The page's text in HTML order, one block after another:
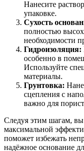
Нанесите
упаковке.
Сухость
полностью
необходимости
Гидроизоляция:
особенно в
Используйте
материалы.
Грунтовка:
сцепления с
важно для
Следуя этим шагам, вы
максимальной
поможет избежать
надёжное основание